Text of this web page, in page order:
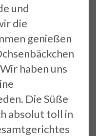
und
die
genießen
haben uns
Die Süße
absolut toll in